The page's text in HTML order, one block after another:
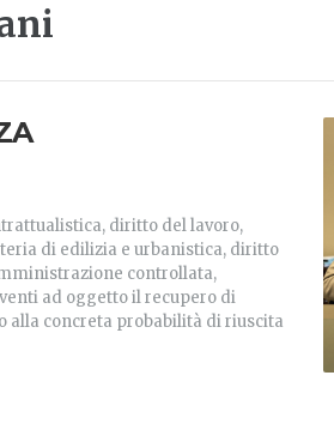
diritto del lavoro,
di edilizia e urbanistica, diritto
controllata,
ad oggetto il recupero di
concreta probabilità di riuscita